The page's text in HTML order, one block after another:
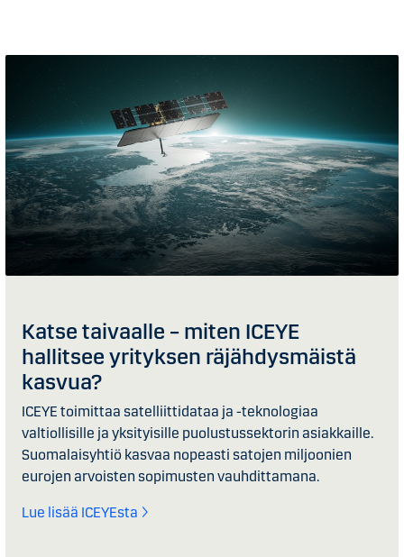
Katse taivaalle – miten ICEYE
hallitsee yrityksen räjähdysmäistä
kasvua?​
ICEYE toimittaa satelliittidataa ja -teknologiaa
valtiollisille ja yksityisille puolustussektorin asiakkaille.
Suomalaisyhtiö kasvaa nopeasti satojen miljoonien
eurojen arvoisten sopimusten vauhdittamana.
Lue lisää ICEYEsta